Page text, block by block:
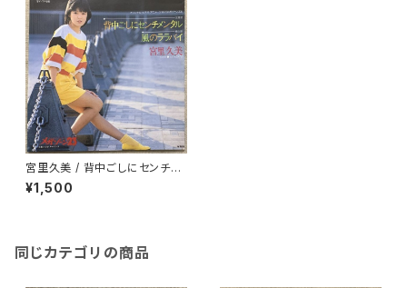
宮里久美 / 背中ごしにセンチメ
ンタル
¥1,500
同じカテゴリの商品